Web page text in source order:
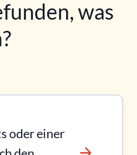
was
oder einer